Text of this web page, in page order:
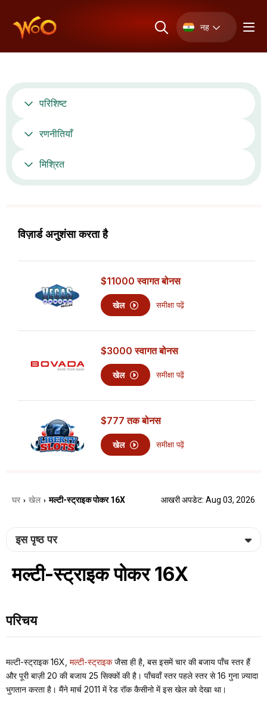
नह
परिशिष्ट
रणनीतियाँ
मिश्रित
विज़ार्ड अनुशंसा करता है
$11000 स्वागत बोनस
खेल समीक्षा पढ़ें
$3000 स्वागत बोनस
खेल समीक्षा पढ़ें
$777 तक बोनस
खेल समीक्षा पढ़ें
घर › खेल › मल्टी-स्ट्राइक पोकर 16X आखरी अपडेट: Aug 03, 2026
इस पृष्ठ पर
मल्टी-स्ट्राइक पोकर 16X
परिचय
मल्टी-स्ट्राइक 16X, मल्टी-स्ट्राइकजैसा ही है, बस इसमें चार की बजाय पाँच स्तर हैं
और पूरी बाज़ी 20 की बजाय 25 सिक्कों की है। पाँचवाँ स्तर पहले स्तर से 16 गुना ज़्यादा
भुगतान करता है। मैंने मार्च 2011 में रेड रॉक कैसीनो में इस खेल को देखा था।